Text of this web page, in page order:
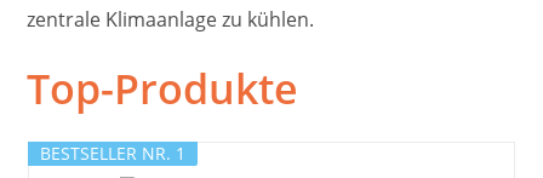
zentrale Klimaanlage zu kühlen.
Top-Produkte
BESTSELLER NR. 1